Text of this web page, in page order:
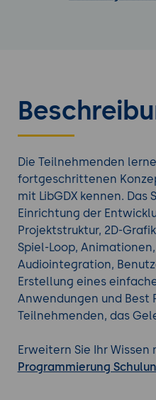
Die Teilnehmenden
fortgeschrittenen
mit LibGDX kennen. Das
Einrichtung der
Projektstruktur, 2D-
Spiel-Loop,
Audiointegration,
Erstellung eines
Anwendungen und Best
Teilnehmenden, das
Erweitern Sie Ihr
Programmierung